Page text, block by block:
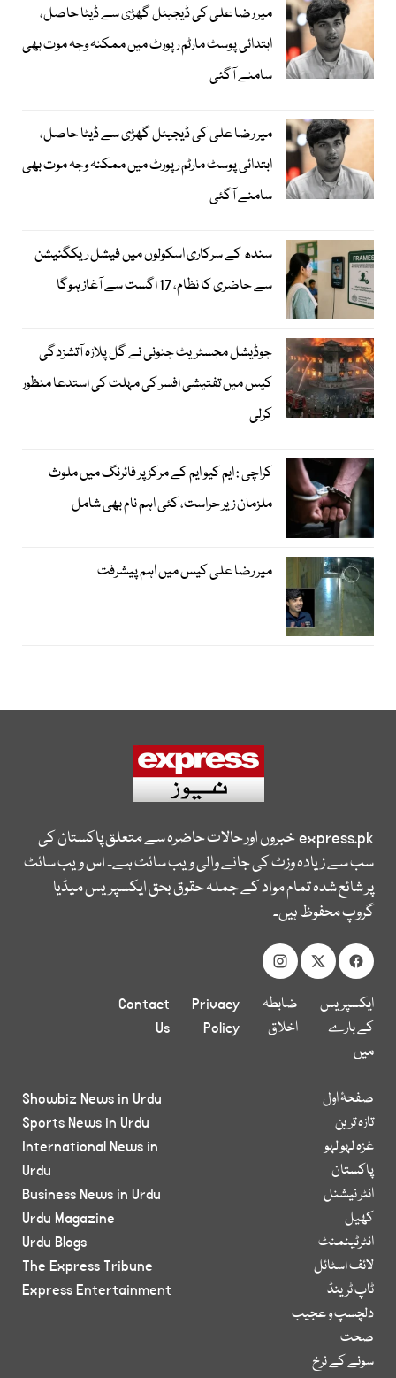
میر رضا علی کی ڈیجیٹل گھڑی سے ڈیٹا حاصل،
ابتدائی پوسٹ مارٹم رپورٹ میں ممکنہ وجہ موت بھی
سامنے آگئی
میر رضا علی کی ڈیجیٹل گھڑی سے ڈیٹا حاصل،
ابتدائی پوسٹ مارٹم رپورٹ میں ممکنہ وجہ موت بھی
سامنے آگئی
سندھ کے سرکاری اسکولوں میں فیشل ریکگنیشن
سے حاضری کا نظام، 17 اگست سے آغاز ہوگا
جوڈیشل مجسٹریٹ جنونی نے گل پلازہ آتشزدگی
کیس میں تفتیشی افسر کی مہلت کی استدعا منظور
کرلی
کراچی : ایم کیو ایم کے مرکز پر فائرنگ میں ملوث
ملزمان زیر حراست، کئی اہم نام بھی شامل
میر رضا علی کیس میں اہم پیشرفت
express.pkخبروں اور حالات حاضرہ سے متعلق پاکستان کی
سب سے زیادہ وزٹ کی جانے والی ویب سائٹ ہے۔ اس ویب سائٹ
پر شائع شدہ تمام مواد کے جملہ حقوق بحق ایکسپریس میڈیا
گروپ محفوظ ہیں۔
ایکسپریس
کے بارے
میں
ضابطہ
اخلاق
Privacy
Policy
Contact
Us
صفحۂ اول
تازہ ترین
غزہ لہو لہو
پاکستان
انٹر نیشنل
کھیل
انٹرٹینمنٹ
لائف اسٹائل
ٹاپ ٹرینڈ
دلچسپ و عجیب
صحت
سونے کے نرخ
Showbiz News in Urdu
Sports News in Urdu
International News in
Urdu
Business News in Urdu
Urdu Magazine
Urdu Blogs
The Express Tribune
Express Entertainment